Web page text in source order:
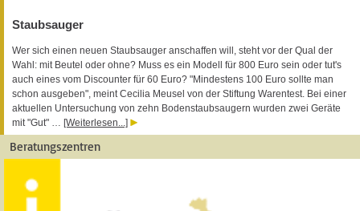
Staubsauger
Wer sich einen neuen Staubsauger anschaffen will, steht vor der Qual der
Wahl: mit Beutel oder ohne? Muss es ein Modell für 800 Euro sein oder tut's
auch eines vom Discounter für 60 Euro? "Mindestens 100 Euro sollte man
schon ausgeben", meint Cecilia Meusel von der Stiftung Warentest. Bei einer
aktuellen Untersuchung von zehn Bodenstaubsaugern wurden zwei Geräte
mit "Gut" … [Weiterlesen...]
Beratungszentren